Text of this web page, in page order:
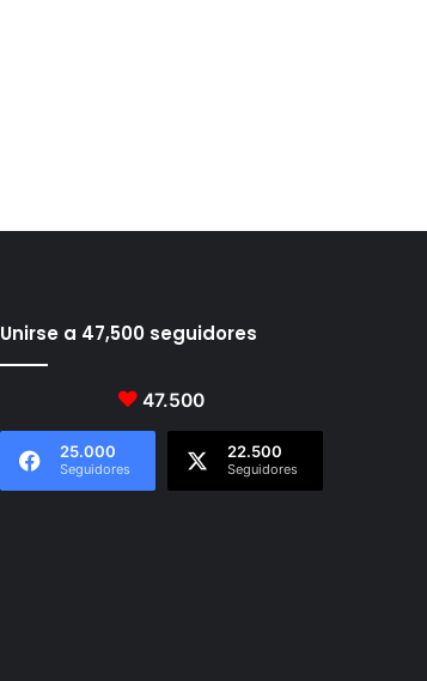
Unirse a 47,500 seguidores
47.500
25.000
Seguidores
22.500
Seguidores